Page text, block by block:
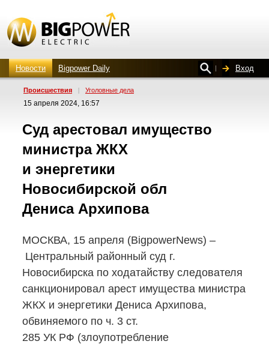
Новости Bigpower Daily Вход
Проиcшествия | Уголовные дела
15 апреля 2024, 16:57
Суд арестовал имущество
министра ЖКХ
и энергетики
Новосибирской обл
Дениса Архипова
МОСКВА, 15 апреля (BigpowerNews) –
Центральный районный суд г.
Новосибирска по ходатайству следователя
санкционировал арест имущества министра
ЖКХ и энергетики Дениса Архипова,
обвиняемого по ч. 3 ст.
285 УК РФ (злоупотребление